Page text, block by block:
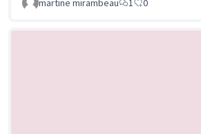
martine mirambeau 1 0